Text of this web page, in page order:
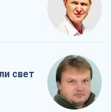
свет